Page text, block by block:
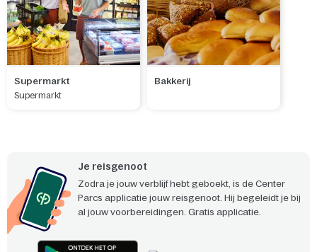
Supermarkt
Supermarkt
Bakkerij
Je reisgenoot
Zodra je jouw verblijf hebt geboekt, is de Center
Parcs applicatie jouw reisgenoot. Hij begeleidt je bij
al jouw voorbereidingen. Gratis applicatie.